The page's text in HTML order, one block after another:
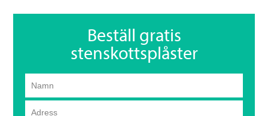
Beställ gratis
stenskottsplåster